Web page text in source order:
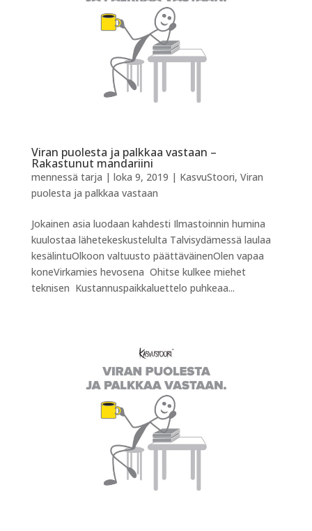
Viran puolesta ja palkkaa vastaan –
Rakastunut mandariini
mennessä tarja | loka 9, 2019 | KasvuStoori, Viran
puolesta ja palkkaa vastaan
Jokainen asia luodaan kahdesti Ilmastoinnin humina
kuulostaa lähetekeskustelulta Talvisydämessä laulaa
kesälintuOlkoon valtuusto päättäväinenOlen vapaa
koneVirkamies hevosena Ohitse kulkee miehet
teknisen Kustannuspaikkaluettelo puhkeaa...